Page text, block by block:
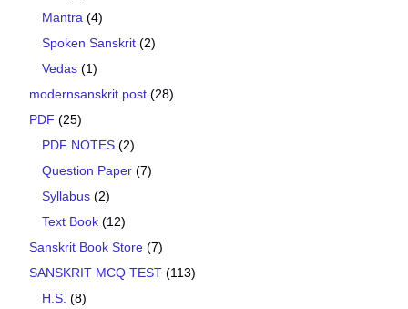
Mantra (4)
Spoken Sanskrit (2)
Vedas (1)
modernsanskrit post (28)
PDF (25)
PDF NOTES (2)
Question Paper (7)
Syllabus (2)
Text Book (12)
Sanskrit Book Store (7)
SANSKRIT MCQ TEST (113)
H.S. (8)